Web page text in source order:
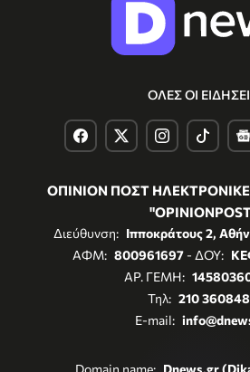
ΟΛΕΣ ΟΙ
ΟΠΙΝΙΟΝ ΠΟΣΤ
Διεύθυνση: Ιπποκράτους 2,
ΑΦΜ: 800961697- ΔΟΥ:
ΑΡ. ΓΕΜΗ:
Τηλ: 210
E-mail: